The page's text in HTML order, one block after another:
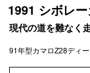
1991 シボレ
現代の道を難なく
91年型カマロZ28ディ